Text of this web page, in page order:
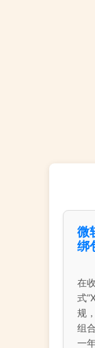
微
绑
在
式
规
组
一